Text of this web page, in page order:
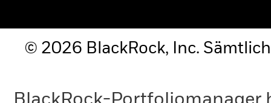
© 2026 BlackRock, Inc.